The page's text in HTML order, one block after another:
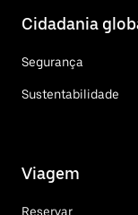
Cidadania
Segurança
Sustentabilidade
Viagem
Reservar